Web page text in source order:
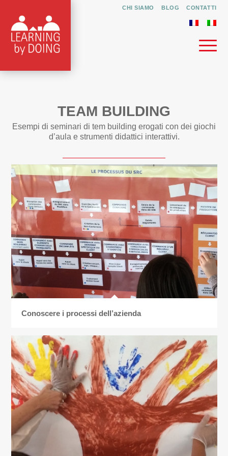
CHI SIAMO BLOG CONTATTI
TEAM BUILDING
Esempi di seminari di tem building erogati con dei giochi
d’aula e strumenti didattici interattivi.
Conoscere i processi dell’azienda